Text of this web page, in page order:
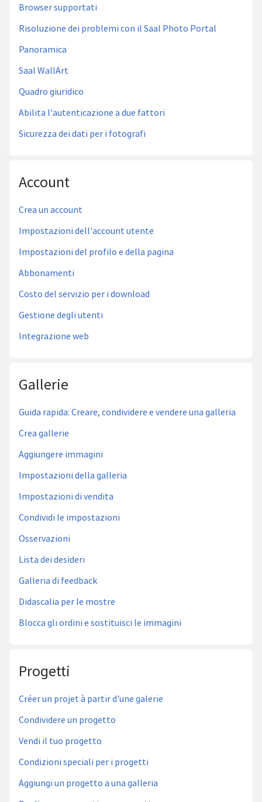
Browser supportati
Risoluzione dei problemi con il Saal Photo Portal
Panoramica
Saal WallArt
Quadro giuridico
Abilita l'autenticazione a due fattori
Sicurezza dei dati per i fotografi
Account
Crea un account
Impostazioni dell'account utente
Impostazioni del profilo e della pagina
Abbonamenti
Costo del servizio per i download
Gestione degli utenti
Integrazione web
Gallerie
Guida rapida: Creare, condividere e vendere una galleria
Crea gallerie
Aggiungere immagini
Impostazioni della galleria
Impostazioni di vendita
Condividi le impostazioni
Osservazioni
Lista dei desideri
Galleria di feedback
Didascalia per le mostre
Blocca gli ordini e sostituisci le immagini
Progetti
Créer un projet à partir d'une galerie
Condividere un progetto
Vendi il tuo progetto
Condizioni speciali per i progetti
Aggiungi un progetto a una galleria